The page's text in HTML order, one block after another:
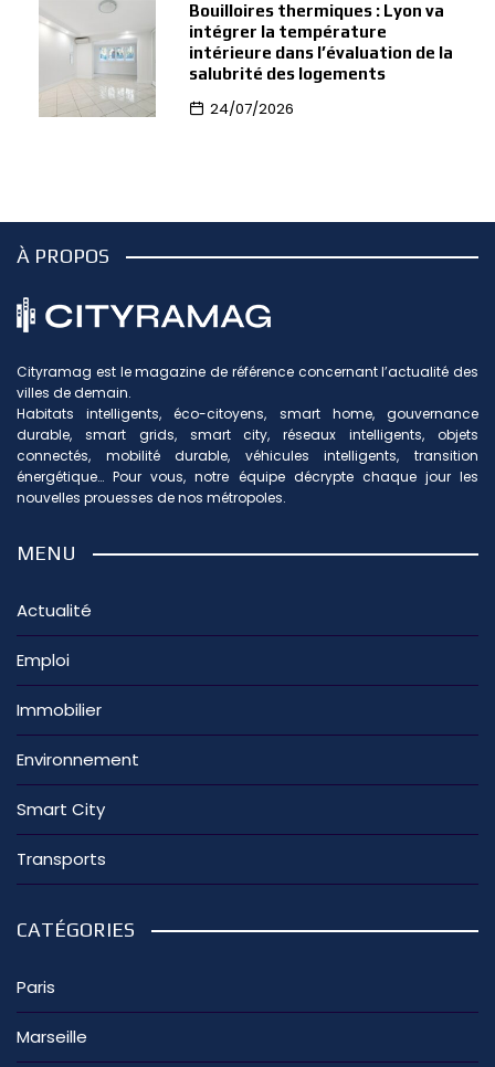
Bouilloires thermiques : Lyon va
intégrer la température
intérieure dans l’évaluation de la
salubrité des logements
24/07/2026
À PROPOS
Cityramag est le magazine de référence concernant l’actualité des
villes de demain.
Habitats intelligents, éco-citoyens, smart home, gouvernance
durable, smart grids, smart city, réseaux intelligents, objets
connectés, mobilité durable, véhicules intelligents, transition
énergétique… Pour vous, notre équipe décrypte chaque jour les
nouvelles prouesses de nos métropoles.
MENU
Actualité
Emploi
Immobilier
Environnement
Smart City
Transports
CATÉGORIES
Paris
Marseille